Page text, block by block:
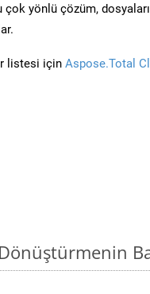
yönlü çözüm,
listesi için Aspose.Total